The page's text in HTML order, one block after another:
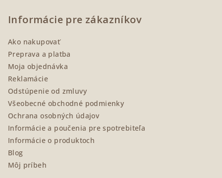
Informácie pre zákazníkov
Ako nakupovať
Preprava a platba
Moja objednávka
Reklamácie
Odstúpenie od zmluvy
Všeobecné obchodné podmienky
Ochrana osobných údajov
Informácie a poučenia pre spotrebiteľa
Informácie o produktoch
Blog
Môj príbeh